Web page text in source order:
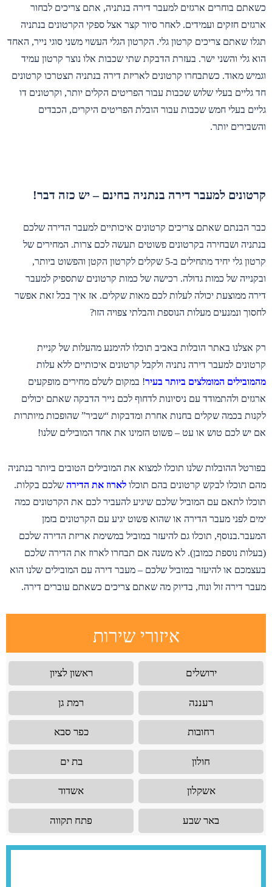
כשאתם בוחרים ארגזים למעבר דירה בנתניה, אתם צריכים לבחור
ארגזים חזקים ועמידים. לאחר סיור קצר אצל ספקי הקרטונים בנתניה
תגלו שאתם צריכים קרטון גלי. הקרטון הגלי העשוי משני סוגי נייר, האחד
הוא גלי והשני ישר. בעזרת הדבקת שתי שכבות אלו נוצר קרטון עמיד
וגמיש מאוד. כשתבחרו קרטונים לאריזת דירה בנתניה תצטרכו קרטונים
חד גליים בעלי שלוש שכבות עבור הפריטים הקלים יותר, וקרטונים דו
גליים בעלי חמש שכבות עבור הובלת הפריטים היקרים, הכבדים
והשבירים יותר.
קרטונים למעבר דירה בנתניה בחינם – יש כזה דבר!
כבר הבנתם שאתם צריכים קרטונים איכותיים למעבר הדירה שלכם
בנתניה ושבחירה בקרטונים פשוטים תעשה לכם צרות. המחירים של
קרטון גלי יחיד מתחילים ב-5 שקלים לקרטון הקטן והפשוט ביותר,
ובקנייה של כמות גדולה. רכישה של כמות קרטונים שתספיק למעבר
דירה ממוצעת יכולה לעלות לכם מאות שקלים. אז איך בכל זאת אפשר
לחסוך ונמנעים מעלות הנוספת והבלתי צפויה הזו?
רק אצלנו באתר הובלות באביב תוכלו להימנע מהעלות של קניית
קרטונים למעבר דירה נתניה ולקבל קרטונים איכותיים ללא עלות
מהמובילים המומלצים ביותר בעיר! במקום לשלם מחירים מופקעים
ארגזים ולהתמודד עם ניסיונות לדחוף לכם נייר הדבקה שאתם יכולים
לקנות בכמה שקלים בחנות אחרת ומדבקות “שביר” שהופכות מיותרות
אם יש לכם טוש או עט – פשוט הזמינו את אחד המובילים שלנו!
בפורטל ההובלות שלנו תוכלו למצוא את המובילים הטובים ביותר בנתניה
מהם תוכלו לבקש קרטונים בהם תוכלו לארוז את הדירה שלכם בקלות.
תוכלו לתאם עם המוביל שלכם שיגיע להעביר לכם את הקרטונים כמה
ימים לפני מעבר הדירה או שהוא פשוט יגיע עם הקרטונים בזמן
המעבר.בנוסף, תוכלו גם להיעזר במוביל במשימת אריזת הדירה שלכם
(בעלות נוספת כמובן). לא משנה אם תבחרו לארוז את הדירה שלכם
בעצמכם או להיעזר במוביל שלכם – מעבר דירה עם המובילים שלנו הוא
מעבר דירה זול ונוח, בדיוק מה שאתם צריכים כשאתם עוברים דירה.
איזורי שירות
ירושלים ראשון לציון
רעננה רמת גן
רחובות כפר סבא
חולון בת ים
אשקלון אשדוד
באר שבע פתח תקווה